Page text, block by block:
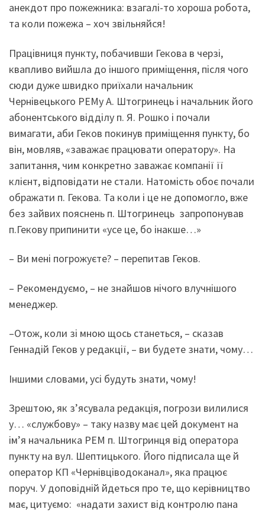
анекдот про пожежника: взагалі-то хороша робота,
та коли пожежа – хоч звільняйся!
Працівниця пункту, побачивши Гекова в черзі,
квапливо вийшла до іншого приміщення, після чого
сюди дуже швидко приїхали начальник
Чернівецького РЕМу А. Штогринець і начальник його
абонентського відділу п. Я. Рошко і почали
вимагати, аби Геков покинув приміщення пункту, бо
він, мовляв, «заважає працювати оператору». На
запитання, чим конкретно заважає компанії її
клієнт, відповідати не стали. Натомість обоє почали
ображати п. Гекова. Та коли і це не допомогло, вже
без зайвих пояснень п. Штогринець запропонував
п.Гекову припинити «усе це, бо інакше…»
– Ви мені погрожуєте? – перепитав Геков.
– Рекомендуємо, – не знайшов нічого влучнішого
менеджер.
–Отож, коли зі мною щось станеться, – сказав
Геннадій Геков у редакції, – ви будете знати, чому…
Іншими словами, усі будуть знати, чому!
Зрештою, як з’ясувала редакція, погрози вилилися
у… «службову» – таку назву має цей документ на
ім’я начальника РЕМ п. Штогринця від оператора
пункту на вул. Шептицького. Його підписала ще й
оператор КП «Чернівціводоканал», яка працює
поруч. У доповідній йдеться про те, що керівництво
має, цитуємо: «надати захист від контролю пана